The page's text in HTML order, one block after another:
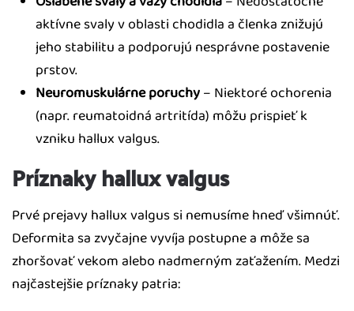
aktívne svaly v oblasti chodidla a členka znižujú
jeho stabilitu a podporujú nesprávne postavenie
prstov.
Neuromuskulárne poruchy– Niektoré ochorenia
(napr. reumatoidná artritída) môžu prispieť k
vzniku hallux valgus.
Príznaky hallux valgus
Prvé prejavy hallux valgus si nemusíme hneď všimnúť.
Deformita sa zvyčajne vyvíja postupne a môže sa
zhoršovať vekom alebo nadmerným zaťažením. Medzi
najčastejšie príznaky patria: